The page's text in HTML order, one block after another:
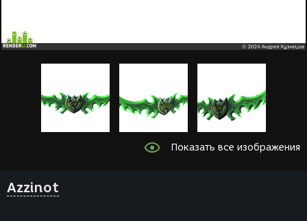
Показать все изображения
Azzinot